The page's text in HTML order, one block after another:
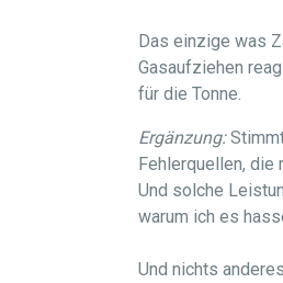
Das einzige was
Gasaufziehen
für die Tonne.
Ergänzung:
Fehlerquellen, die
Und solche
warum ich es
Und nichts